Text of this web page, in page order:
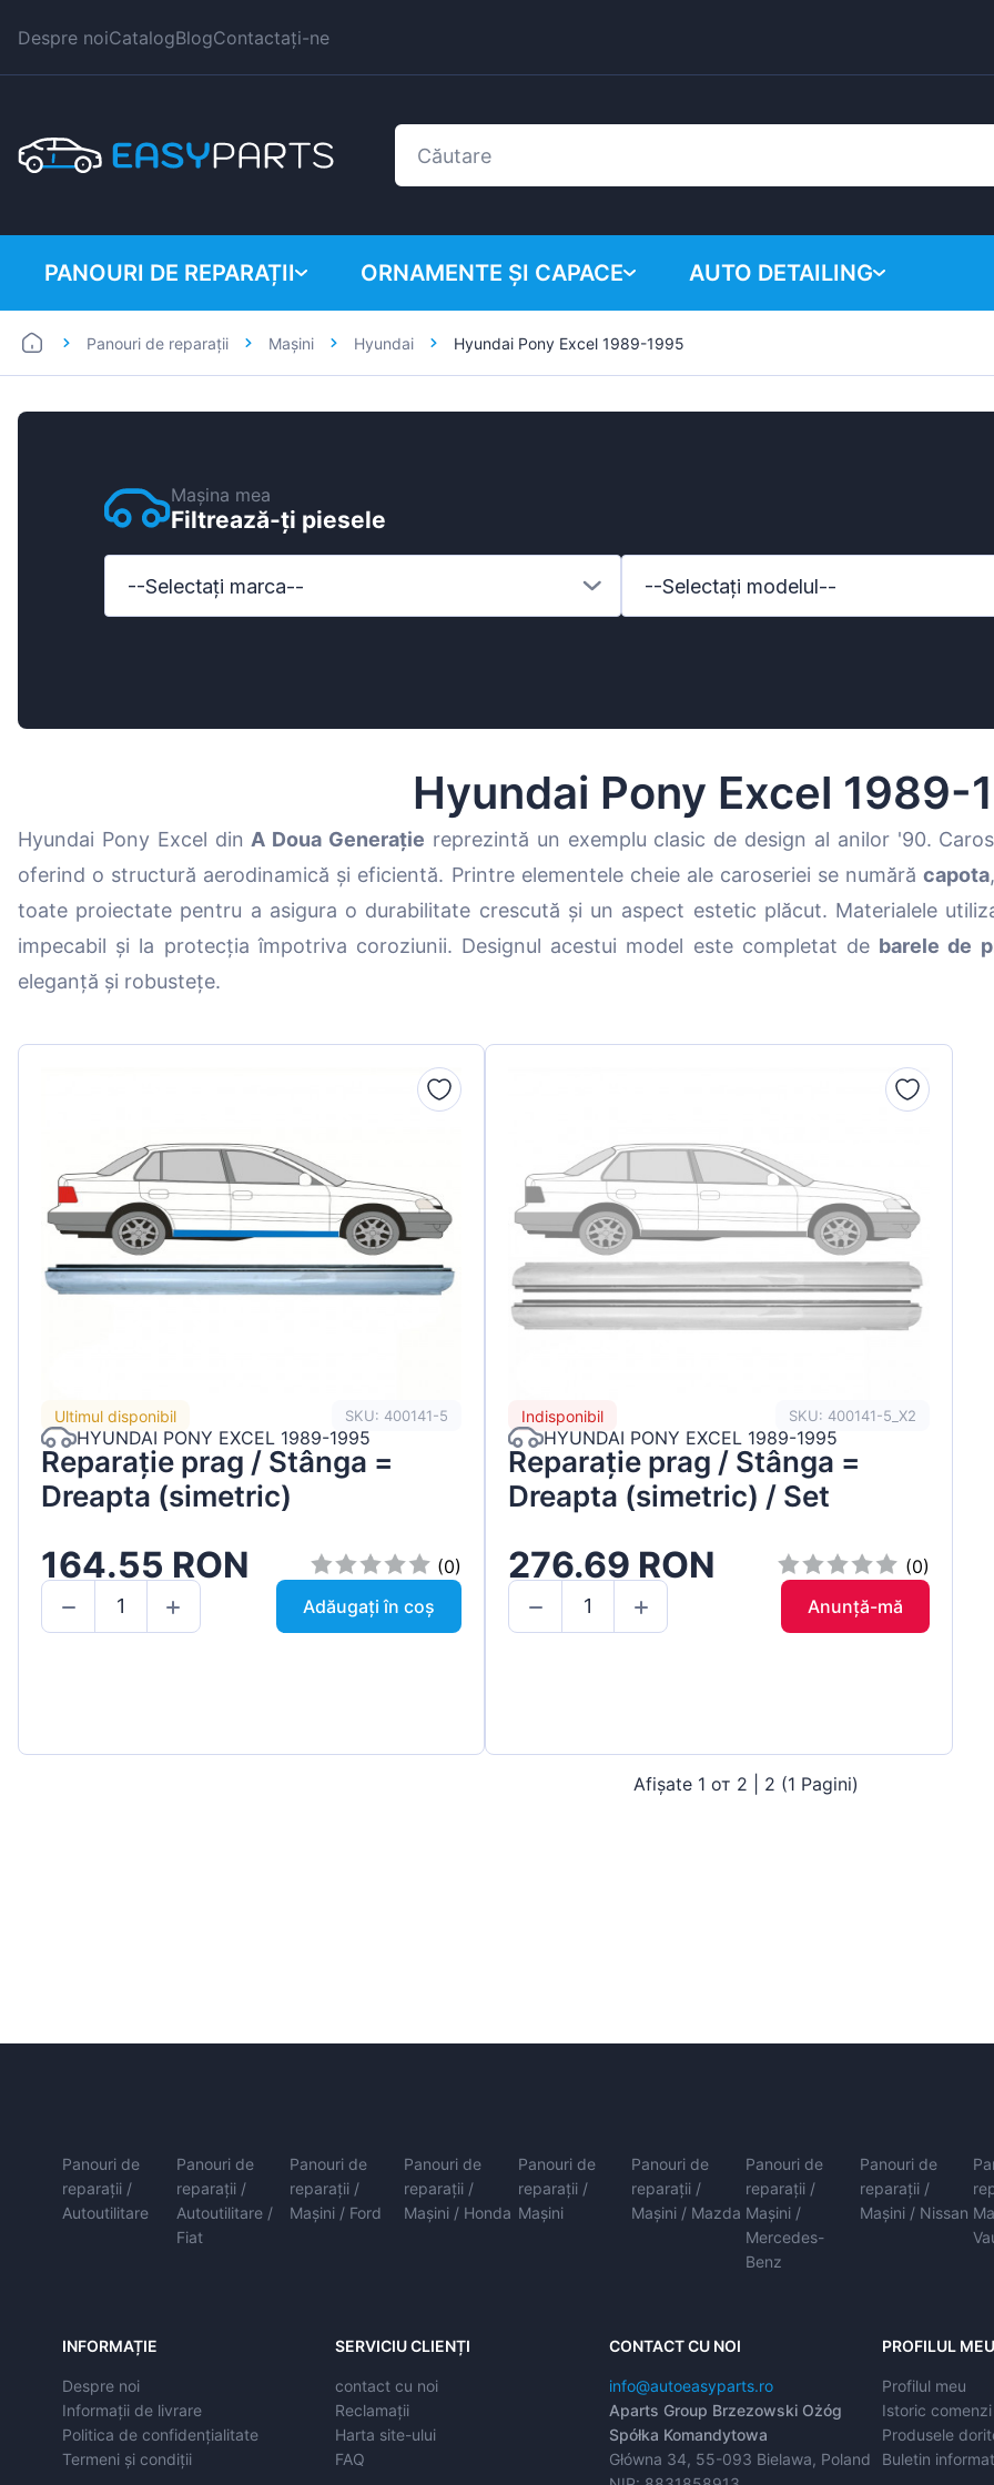
Despre noiCatalogBlogContactați-ne
PANOURI DE REPARAȚII
Autoutilitare
ORNAMENTE ȘI CAPACE
BMW
Hyundai
MAN
Mazda
Mercedes-Benz
Renault
Seat
Suzuki
Tesla
Toyota
AUTO DETAILING
Panouri de reparații Mașini Hyundai Hyundai Pony Excel 1989-1995
Mașina mea
Filtrează-ți piesele
--Selectați marca-- --Selectați modelul--
Hyundai Pony Excel 1989-
Hyundai Pony Excel dinA Doua Generație reprezintă un exemplu clasic de design al anilor '90.
oferind o structură aerodinamică și eficientă. Printre elementele cheie ale caroseriei se numărăcapota
toate proiectate pentru a asigura o durabilitate crescută și un aspect estetic plăcut. Materialele
impecabil și la protecția împotriva coroziunii. Designul acestui model este completat de barele de
eleganță și robustețe.
Ultimul disponibil SKU: 400141-5
HYUNDAI PONY EXCEL 1989-1995
Reparație prag / Stânga =
Dreapta (simetric)
164.55 RON
(0)
Adăugați în coș
Indisponibil SKU: 400141-5_X2
HYUNDAI PONY EXCEL 1989-1995
Reparație prag / Stânga =
Dreapta (simetric) / Set
276.69 RON
(0)
Anunță-mă
Afișate 1 от 2 | 2 (1 Pagini)
Panouri de
reparații /
Autoutilitare
Panouri de
reparații /
Autoutilitare /
Fiat
Panouri de
reparații /
Mașini / Ford
Panouri de
reparații /
Mașini / Honda
Panouri de
reparații /
Mașini
Panouri de
reparații /
Mașini / Mazda
Panouri de
reparații /
Mașini /
Mercedes-
Benz
Panouri de
reparații /
Mașini / Nissan
INFORMAȚIE
Despre noi
Informații de livrare
Politica de confidențialitate
Termeni și condiții
SERVICIU CLIENȚI
contact cu noi
Reclamații
Harta site-ului
FAQ
CONTACT CU NOI
info@autoeasyparts.ro
Aparts Group Brzezowski Ożóg
Spółka Komandytowa
Główna 34, 55-093 Bielawa, Poland
PROFILUL MEU
Profilul meu
Istoric comenzi
Produsele
Buletin